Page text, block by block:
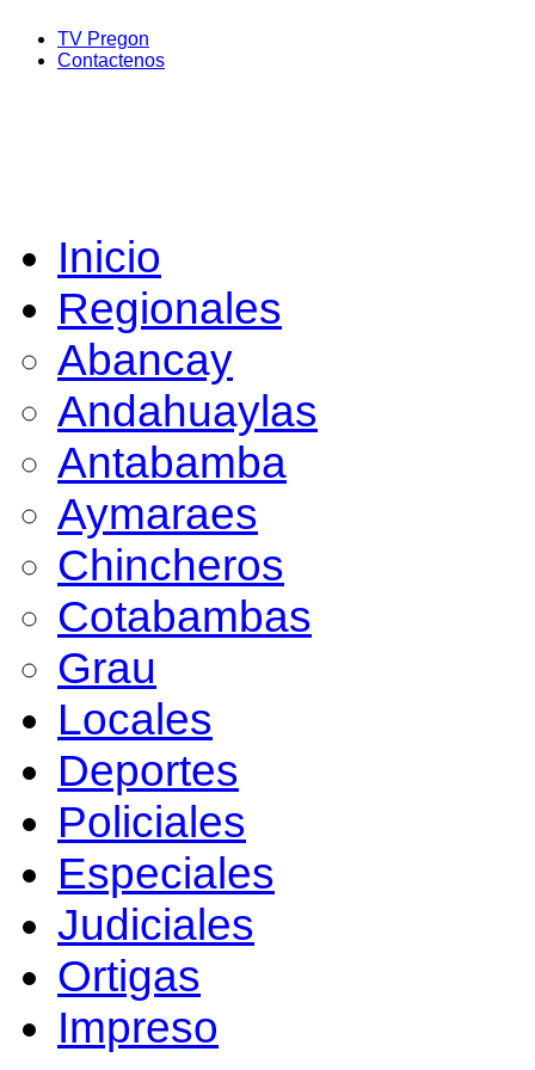
TV Pregon
Contactenos
Inicio
Regionales
Abancay
Andahuaylas
Antabamba
Aymaraes
Chincheros
Cotabambas
Grau
Locales
Deportes
Policiales
Especiales
Judiciales
Ortigas
Impreso